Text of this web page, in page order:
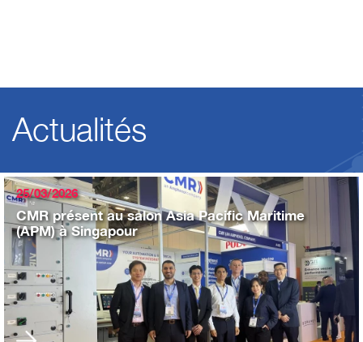
Actualités
25/03/2026
CMR présent au salon Asia Pacific Maritime
(APM) à Singapour